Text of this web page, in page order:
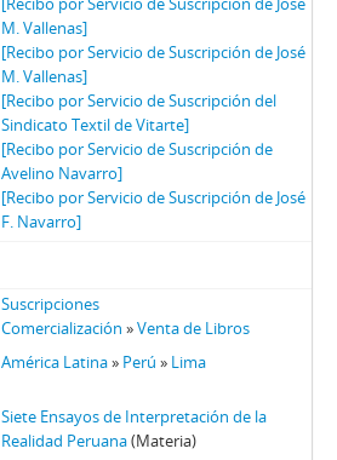
M. Vallenas]
[Recibo por Servicio de Suscripción de José
M. Vallenas]
[Recibo por Servicio de Suscripción del
Sindicato Textil de Vitarte]
[Recibo por Servicio de Suscripción de
Avelino Navarro]
[Recibo por Servicio de Suscripción de José
F. Navarro]
Suscripciones
Comercialización »Venta de Libros
América Latina» Perú » Lima
Siete Ensayos de Interpretación de la
Realidad Peruana(Materia)